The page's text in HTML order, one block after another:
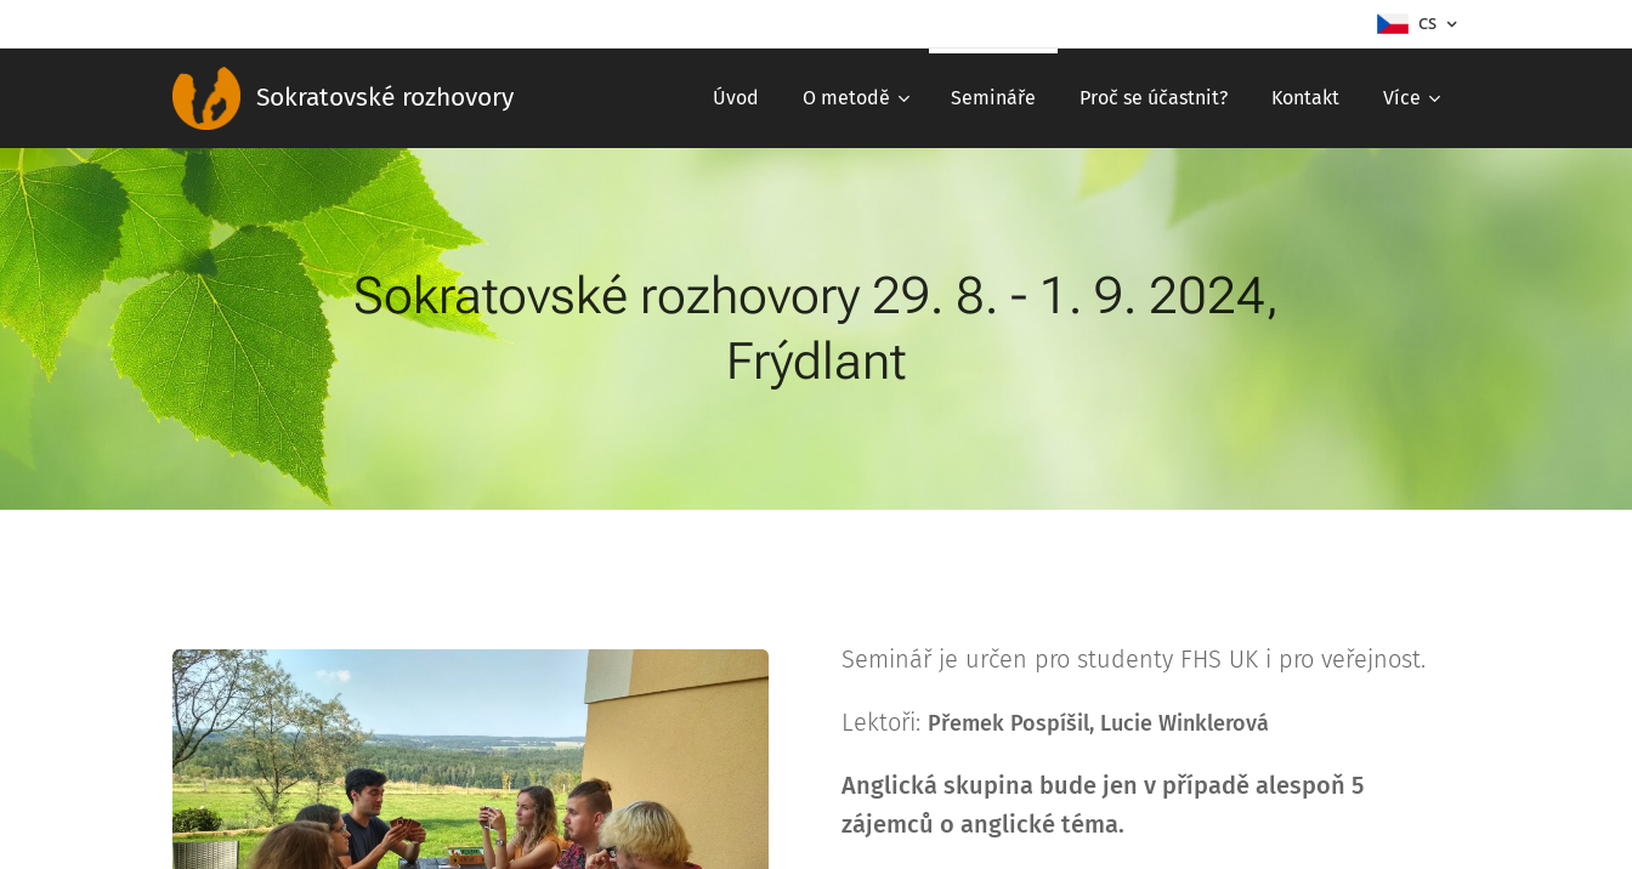
CS
Sokratovské rozhovory Úvod O metodě Semináře Proč se účastnit? Kontakt Více
Sokratovské rozhovory 29. 8. - 1. 9. 2024,
Frýdlant
Seminář je určen pro studenty FHS UK i pro veřejnost.
Lektoři: Přemek Pospíšil, Lucie Winklerová
Anglická skupina bude jen v případě alespoň 5
zájemců o anglické téma.